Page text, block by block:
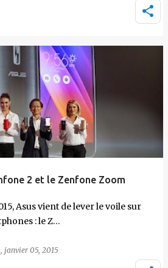
2 et le Zenfone Zoom
Asus vient de lever le voile sur
: le Z…
janvier 05, 2015